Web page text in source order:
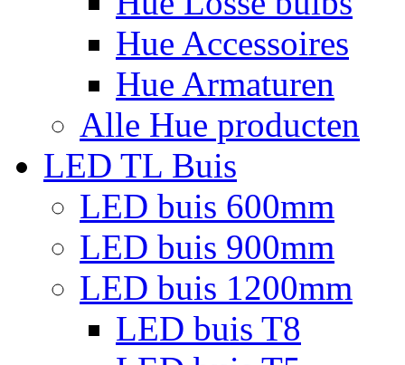
Hue Accessoires
Hue Armaturen
Alle Hue producten
LED TL Buis
LED buis 600mm
LED buis 900mm
LED buis 1200mm
LED buis T8